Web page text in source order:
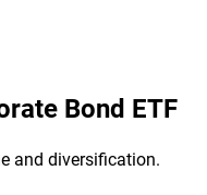
Bond ETF
and diversification.